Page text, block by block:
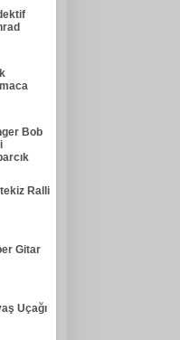
Bob
Ralli
Gitar
Uçağı